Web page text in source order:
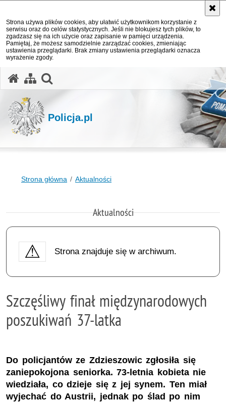
Strona używa plików cookies, aby ułatwić użytkownikom korzystanie z
serwisu oraz do celów statystycznych. Jeśli nie blokujesz tych plików, to
zgadzasz się na ich użycie oraz zapisanie w pamięci urządzenia.
Pamiętaj, że możesz samodzielnie zarządzać cookies, zmieniając
ustawienia przeglądarki. Brak zmiany ustawienia przeglądarki oznacza
wyrażenie zgody.
Policja.pl
Strona główna Aktualności
Aktualności
Strona znajduje się w archiwum.
Szczęśliwy finał międzynarodowych
poszukiwań 37-latka
Do policjantów ze Zdzieszowic zgłosiła się
zaniepokojona seniorka. 73-letnia kobieta nie
wiedziała, co dzieje się z jej synem. Ten miał
wyjechać do Austrii, jednak po ślad po nim